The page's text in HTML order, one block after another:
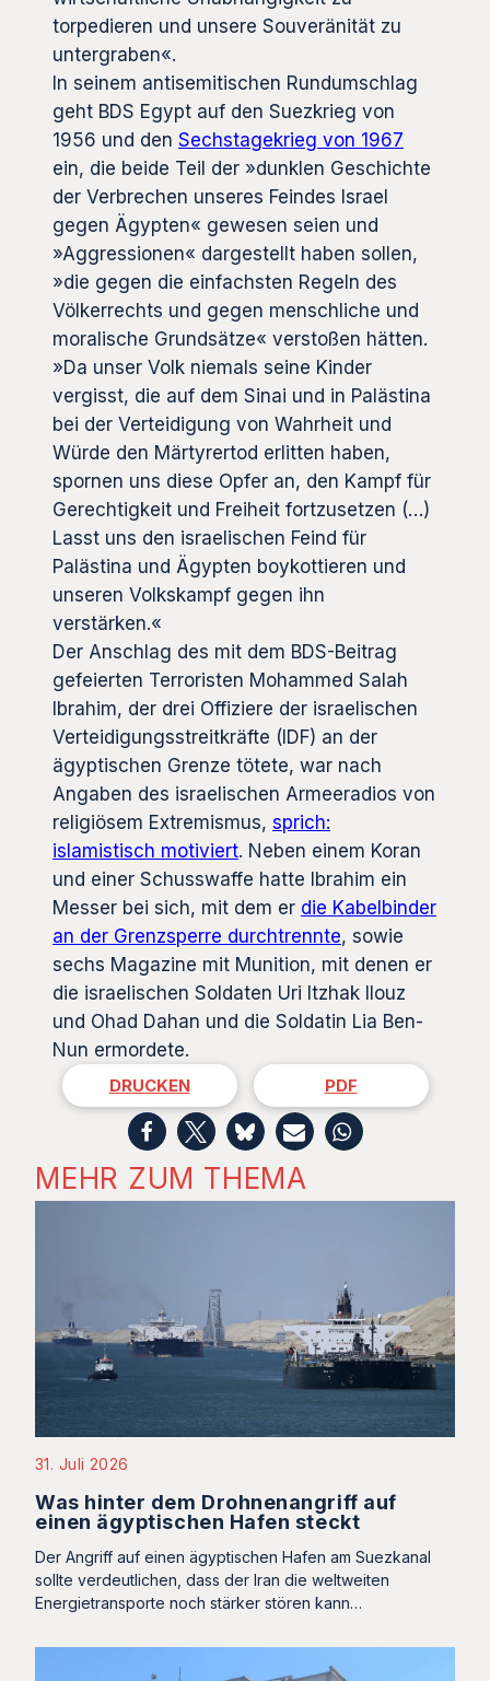
torpedieren und unsere Souveränität zu
untergraben«.
In seinem antisemitischen Rundumschlag
geht BDS Egypt auf den Suezkrieg von
1956 und den Sechstagekrieg von 1967
ein, die beide Teil der »dunklen Geschichte
der Verbrechen unseres Feindes Israel
gegen Ägypten« gewesen seien und
»Aggressionen« dargestellt haben sollen,
»die gegen die einfachsten Regeln des
Völkerrechts und gegen menschliche und
moralische Grundsätze« verstoßen hätten.
»Da unser Volk niemals seine Kinder
vergisst, die auf dem Sinai und in Palästina
bei der Verteidigung von Wahrheit und
Würde den Märtyrertod erlitten haben,
spornen uns diese Opfer an, den Kampf für
Gerechtigkeit und Freiheit fortzusetzen (…)
Lasst uns den israelischen Feind für
Palästina und Ägypten boykottieren und
unseren Volkskampf gegen ihn
verstärken.«
Der Anschlag des mit dem BDS-Beitrag
gefeierten Terroristen Mohammed Salah
Ibrahim, der drei Offiziere der israelischen
Verteidigungsstreitkräfte (IDF) an der
ägyptischen Grenze tötete, war nach
Angaben des israelischen Armeeradios von
religiösem Extremismus, sprich:
islamistisch motiviert. Neben einem Koran
und einer Schusswaffe hatte Ibrahim ein
Messer bei sich, mit dem er die Kabelbinder
an der Grenzsperre durchtrennte, sowie
sechs Magazine mit Munition, mit denen er
die israelischen Soldaten Uri Itzhak Ilouz
und Ohad Dahan und die Soldatin Lia Ben-
Nun ermordete.
DRUCKEN PDF
MEHR ZUM THEMA
31. Juli 2026
Was hinter dem Drohnenangriff auf
einen ägyptischen Hafen steckt
Der Angriff auf einen ägyptischen Hafen am Suezkanal
sollte verdeutlichen, dass der Iran die weltweiten
Energietransporte noch stärker stören kann…